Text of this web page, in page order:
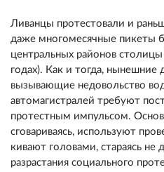
Ливанцы протестовали и
даже многомесячные пикеты
центральных районов
годах). Как и тогда, нынешние
вызывающие недовольство
автомагистралей требуют
протестным импульсом.
сговариваясь, используют
кивают головами, стараясь не
разрастания социального